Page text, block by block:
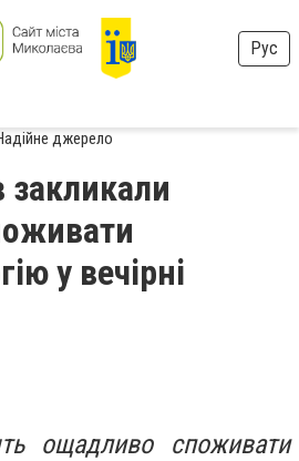
Рус
джерело
закликали
у вечірні
ощадливо споживати